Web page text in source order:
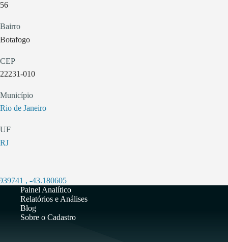
56
Bairro
Botafogo
CEP
22231-010
Município
Rio de Janeiro
UF
RJ
, -43.180605
Painel Analítico
Relatórios e Análises
Blog
Sobre o Cadastro